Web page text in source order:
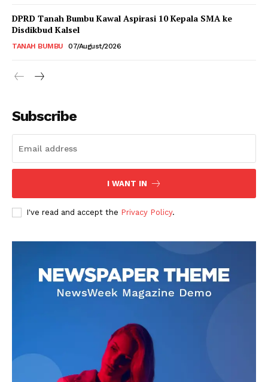
DPRD Tanah Bumbu Kawal Aspirasi 10 Kepala SMA ke
Disdikbud Kalsel
TANAH BUMBU 07/August/2026
Subscribe
I WANT IN
I've read and accept the Privacy Policy.